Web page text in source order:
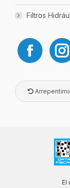
ACOPLE
ROSCA 1″